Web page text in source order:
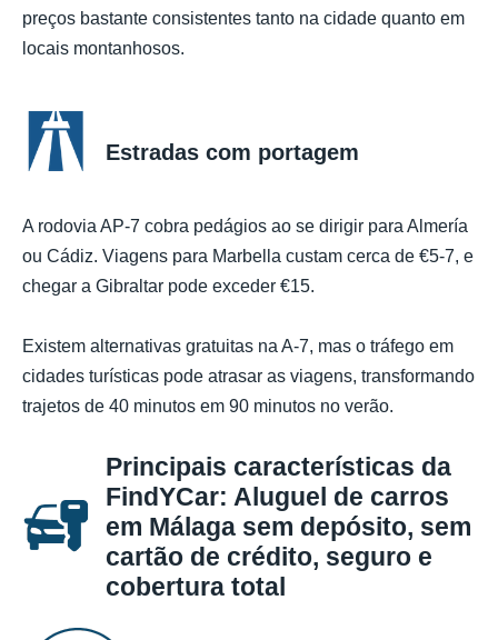
preços bastante consistentes tanto na cidade quanto em
locais montanhosos.
Estradas com portagem
A rodovia AP-7 cobra pedágios ao se dirigir para Almería
ou Cádiz. Viagens para Marbella custam cerca de €5-7, e
chegar a Gibraltar pode exceder €15.
Existem alternativas gratuitas na A-7, mas o tráfego em
cidades turísticas pode atrasar as viagens, transformando
trajetos de 40 minutos em 90 minutos no verão.
Principais características da
FindYCar: Aluguel de carros
em Málaga sem depósito, sem
cartão de crédito, seguro e
cobertura total